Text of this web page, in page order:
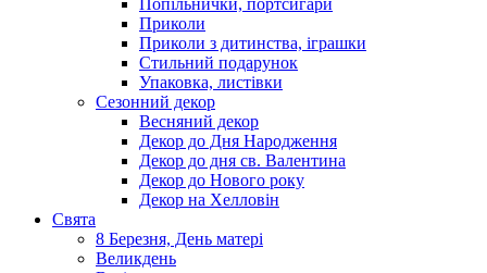
Попільнички, портсигари
Приколи
Приколи з дитинства, іграшки
Стильний подарунок
Упаковка, листівки
Сезонний декор
Весняний декор
Декор до Дня Народження
Декор до дня св. Валентина
Декор до Нового року
Декор на Хелловін
Свята
8 Березня, День матері
Великдень